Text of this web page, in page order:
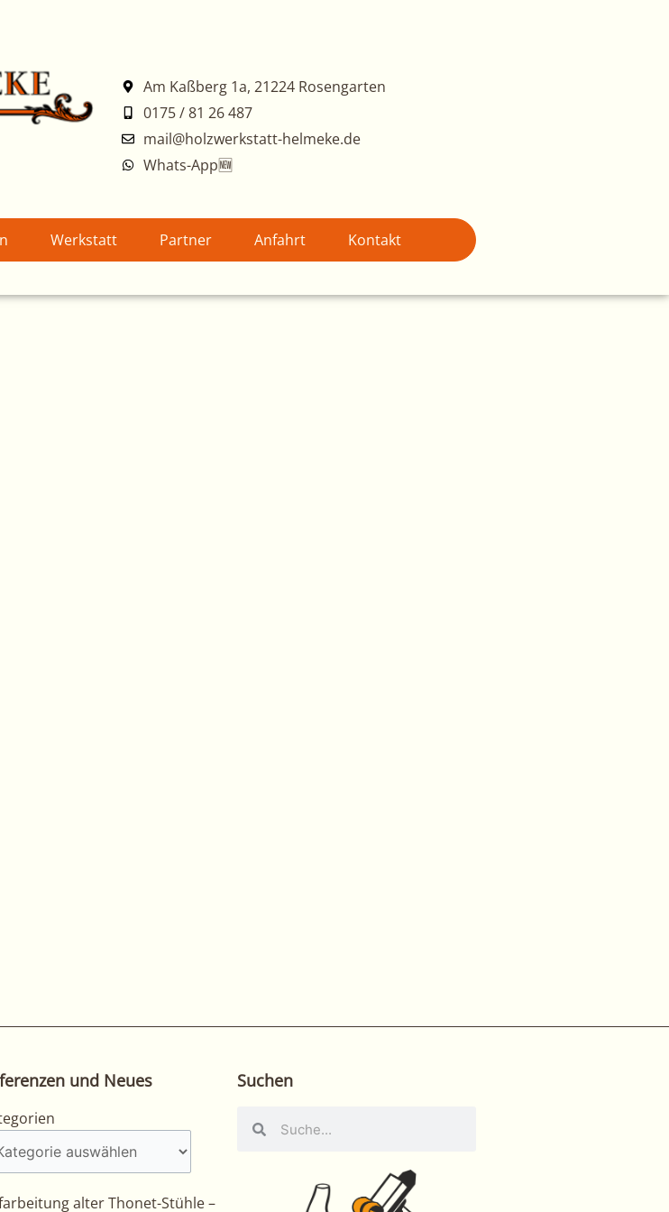
Am Kaßberg 1a, 21224 Rosengarten
0175 / 81 26 487
mail@holzwerkstatt-helmeke.de
Whats-App🆕
Werkstatt Partner Anfahrt Kontakt
und Neues
alter Thonet-Stühle –
Suchen